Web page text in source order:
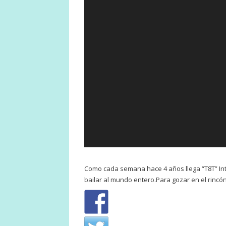
Como cada semana hace 4 años llega “T8T”
bailar al mundo entero.Para gozar en el